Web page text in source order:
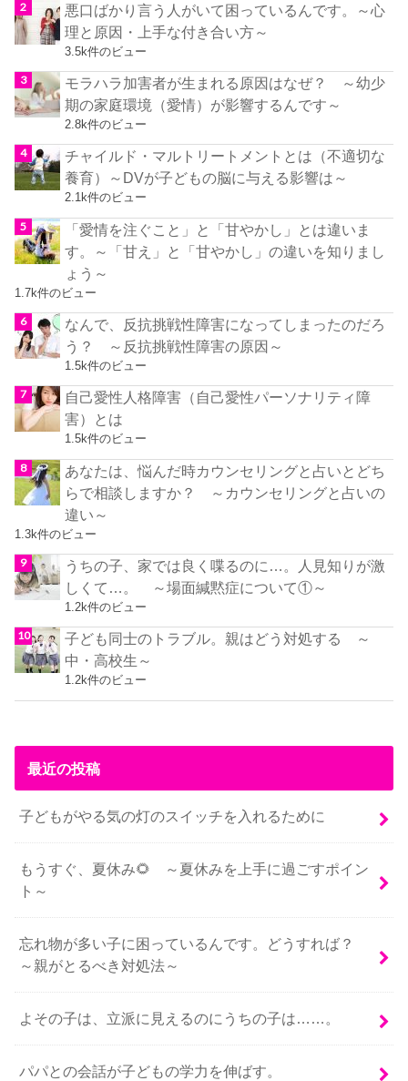
悪口ばかり言う人がいて困っているんです。～心
理と原因・上手な付き合い方～
3.5k件のビュー
モラハラ加害者が生まれる原因はなぜ？ ～幼少
期の家庭環境（愛情）が影響するんです～
2.8k件のビュー
チャイルド・マルトリートメントとは（不適切な
養育）～DVが子どもの脳に与える影響は～
2.1k件のビュー
「愛情を注ぐこと」と「甘やかし」とは違いま
す。～「甘え」と「甘やかし」の違いを知りまし
ょう～
1.7k件のビュー
なんで、反抗挑戦性障害になってしまったのだろ
う？ ～反抗挑戦性障害の原因～
1.5k件のビュー
自己愛性人格障害（自己愛性パーソナリティ障
害）とは
1.5k件のビュー
あなたは、悩んだ時カウンセリングと占いとどち
らで相談しますか？ ～カウンセリングと占いの
違い～
1.3k件のビュー
うちの子、家では良く喋るのに…。人見知りが激
しくて…。 ～場面緘黙症について①～
1.2k件のビュー
子ども同士のトラブル。親はどう対処する ～
中・高校生～
1.2k件のビュー
最近の投稿
子どもがやる気の灯のスイッチを入れるために
もうすぐ、夏休み🌻 ～夏休みを上手に過ごすポイン
ト～
忘れ物が多い子に困っているんです。どうすれば？
～親がとるべき対処法～
よその子は、立派に見えるのにうちの子は……。
パパとの会話が子どもの学力を伸ばす。